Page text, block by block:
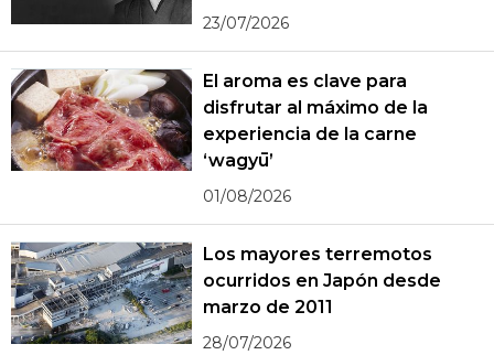
23/07/2026
El aroma es clave para
disfrutar al máximo de la
experiencia de la carne
‘wagyū’
01/08/2026
Los mayores terremotos
ocurridos en Japón desde
marzo de 2011
28/07/2026